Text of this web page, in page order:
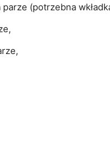
(potrzebna